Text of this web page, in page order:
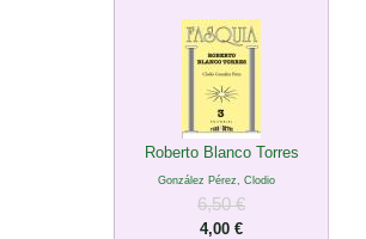
Roberto Blanco Torres
González Pérez, Clodio
6,50 €
4,00 €